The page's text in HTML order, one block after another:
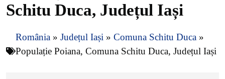
Schitu Duca, Județul Iași
România » Județul Iași » Comuna Schitu Duca »
Populație Poiana, Comuna Schitu Duca, Județul Iași